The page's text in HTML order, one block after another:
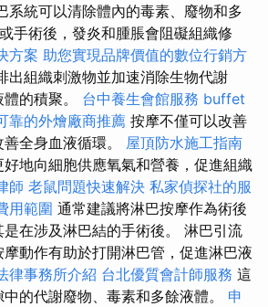
系統可以清除體內的毒素、廢物和多
手術後，發炎和腫脹會阻礙組織修
方案 助您實現品牌價值的數位行銷方
出組織刺激物並加速消除生物代謝
的積聚。 台中養生會館服務 buffet
靠的外燴廠商推薦 按摩不僅可以改善
全身血液循環。 屋頂防水施工指南
地向細胞供應氧氣和營養，促進組織
師 老鼠問題快速解決 私家偵探社的服
用範圍 通常建議將淋巴按摩作為術後
在涉及淋巴結的手術後。 淋巴引流
動作有助於打開淋巴管，促進淋巴液
律事務所介紹 台北優質會計師服務 這
的代謝廢物、毒素和多餘液體。 申